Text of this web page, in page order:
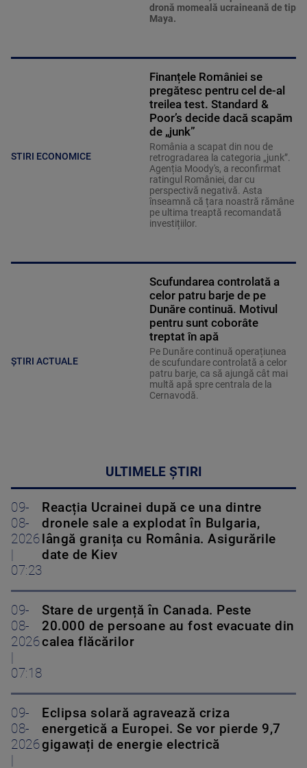
dronă momeală ucraineană de tip
Maya.
STIRI ECONOMICE
Finanțele României se
pregătesc pentru cel de-al
treilea test. Standard &
Poor’s decide dacă scapăm
de „junk”
România a scapat din nou de
retrogradarea la categoria „junk”.
Agenția Moody's, a reconfirmat
ratingul României, dar cu
perspectivă negativă. Asta
înseamnă că țara noastră rămâne
pe ultima treaptă recomandată
investițiilor.
ȘTIRI ACTUALE
Scufundarea controlată a
celor patru barje de pe
Dunăre continuă. Motivul
pentru sunt coborâte
treptat în apă
Pe Dunăre continuă operațiunea
de scufundare controlată a celor
patru barje, ca să ajungă cât mai
multă apă spre centrala de la
Cernavodă.
ULTIMELE ȘTIRI
09-
08-
2026
07:23
Reacția Ucrainei după ce una dintre
dronele sale a explodat în Bulgaria,
lângă granița cu România. Asigurările
date de Kiev
09-
08-
2026
07:18
Stare de urgență în Canada. Peste
20.000 de persoane au fost evacuate din
calea flăcărilor
09-
08-
2026
Eclipsa solară agravează criza
energetică a Europei. Se vor pierde 9,7
gigawați de energie electrică